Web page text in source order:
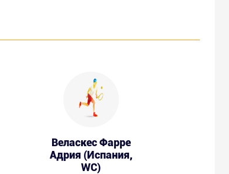
Веласкес Фарре
Адрия (Испания,
WC)